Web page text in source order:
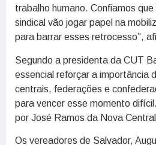
trabalho humano. Confiamos
sindical vão jogar papel na
para barrar esses retrocesso”,
Segundo a presidenta da CUT
essencial reforçar a importância
centrais, federações e
para vencer esse momento
por José Ramos da Nova
Os vereadores de Salvador,